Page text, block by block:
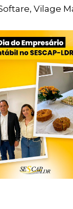
Vilage